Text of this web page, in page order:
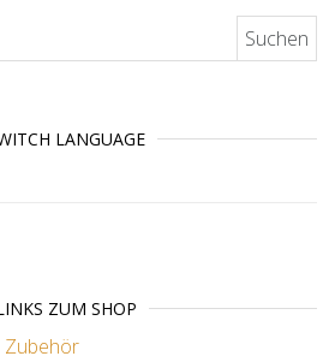
LANGUAGE
ZUM SHOP
Zubehör